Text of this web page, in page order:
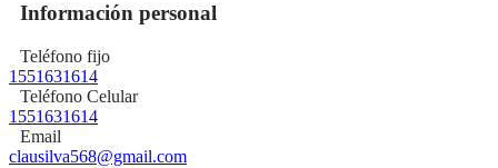
Información personal
Teléfono fijo
1551631614
Teléfono Celular
1551631614
Email
clausilva568@gmail.com